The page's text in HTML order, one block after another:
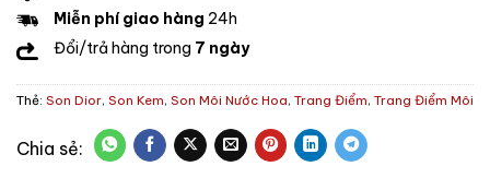
Miễn phí giao hàng 24h
Đổi/trả hàng trong 7 ngày
Thẻ: Son Dior, Son Kem, Son Môi Nước Hoa, Trang Điểm, Trang Điểm Môi